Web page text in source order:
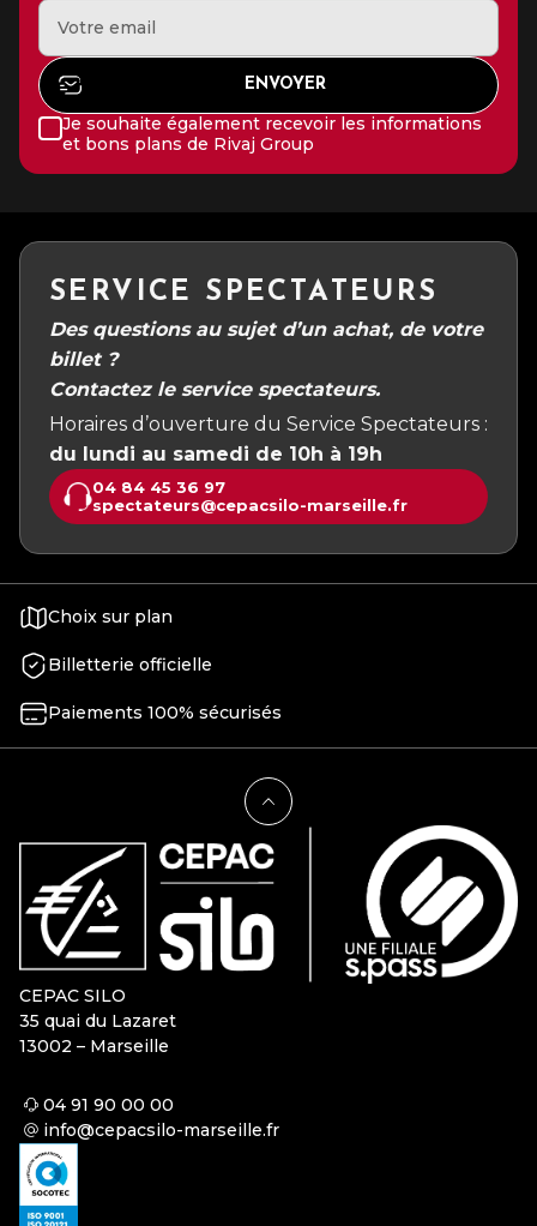
Je souhaite également recevoir les informations
et bons plans de Rivaj Group
SERVICE SPECTATEURS
Des questions au sujet d’un achat, de votre
billet ?
Contactez le service spectateurs.
Horaires d’ouverture du Service Spectateurs :
du lundi au samedi de 10h à 19h
04 84 45 36 97
spectateurs@cepacsilo-marseille.fr
Choix sur plan
Billetterie officielle
Paiements 100% sécurisés
CEPAC SILO
35 quai du Lazaret
13002 – Marseille
04 91 90 00 00
info@cepacsilo-marseille.fr